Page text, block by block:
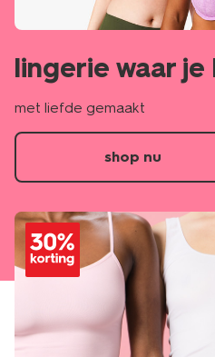
lingerie waar
met liefde gemaakt
shop nu